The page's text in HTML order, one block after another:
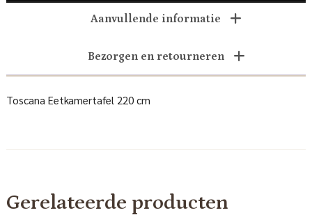
Aanvullende informatie
Bezorgen en retourneren
Toscana Eetkamertafel 220 cm
Gerelateerde producten